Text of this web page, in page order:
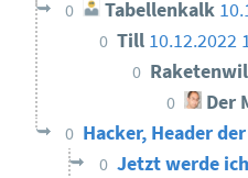
0 Tabellenkalk
0 Till 10.12.2022
0
0 Der
0 Hacker, Header
0 Jetzt werde